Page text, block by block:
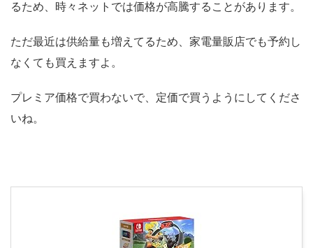
るため、時々ネットでは価格が高騰することがあります。​
ただ最近は供給量も増えてるため、家電量販店でも予約し
なくても買えますよ。
プレミア価格で買わないで、定価で買うようにしてくださ
いね。